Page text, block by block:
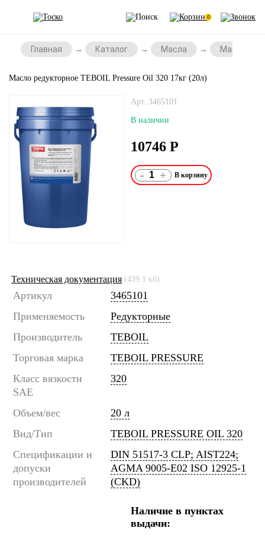
0
Главная Каталог Масла Масла для
Масло редукторное TEBOIL Pressure Oil 320 17кг (20л)
Арт. 3465101
В наличии
10746 Р
- +
Техническая документация (439.1 кб)
Артикул
3465101
Применяемость
Редукторные
Производитель
TEBOIL
Торговая марка
TEBOIL PRESSURE
Класс вязкости
SAE
320
Объем/вес
20 л
Вид/Тип
TEBOIL PRESSURE OIL 320
Спецификации и
допуски
производителей
DIN 51517-3 CLP; AIST224;
AGMA 9005-E02 ISO 12925-1
(CKD)
Наличие в пунктах
выдачи: